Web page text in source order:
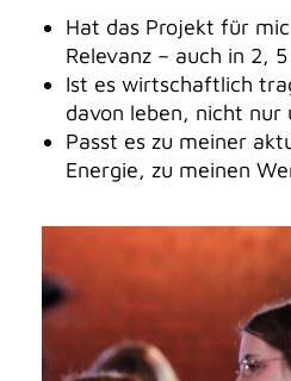
Hat das Projekt für
Relevanz – auch in 2,
Ist es wirtschaftlich
davon leben, nicht nur
Passt es zu meiner
Energie, zu meinen